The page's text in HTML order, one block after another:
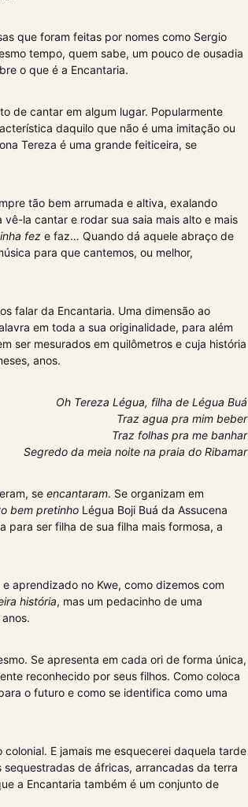
que foram feitas por nomes como Sergio
tempo, quem sabe, um pouco de ousadia
o que é a Encantaria.
de cantar em algum lugar. Popularmente
daquilo que não é uma imitação ou
Tereza é uma grande feiticeira, se
tão bem arrumada e altiva, exalando
la cantar e rodar sua saia mais alto e mais
fez e faz… Quando dá aquele abraço de
para que cantemos, ou melhor,
falar da Encantaria. Uma dimensão ao
em toda a sua originalidade, para além
ser mesurados em quilômetros e cuja história
anos.
Oh Tereza Légua, filha de Légua Buá
Traz agua pra mim beber
Traz folhas pra me banhar
Segredo da meia noite na praia do Ribamar
se encantaram. Se organizam em
bem pretinho Légua Boji Buá da Assucena
para ser filha de sua filha mais formosa, a
aprendizado no Kwe, como dizemos com
história, mas um pedacinho de uma
Se apresenta em cada ori de forma única,
reconhecido por seus filhos. Como coloca
o futuro e como se identifica como uma
E jamais me esquecerei daquela tarde
de áfricas, arrancadas da terra
a Encantaria também é um conjunto de